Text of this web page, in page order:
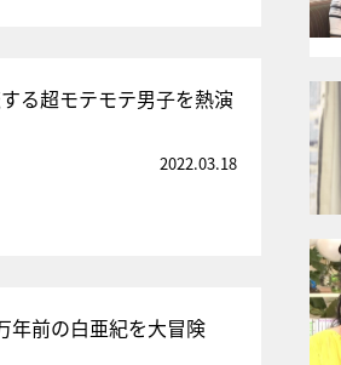
る超モテモテ男子を熱演
2022.03.18
年前の白亜紀を大冒険